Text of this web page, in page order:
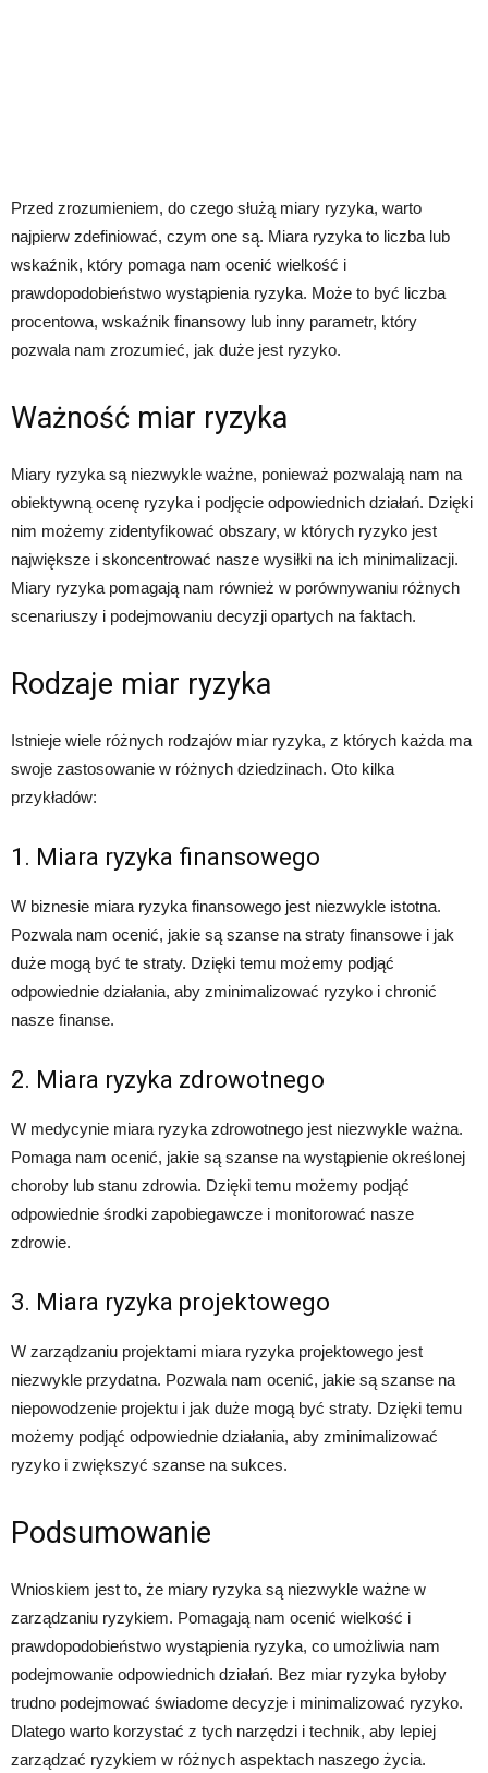
Przed zrozumieniem, do czego służą miary ryzyka, warto
najpierw zdefiniować, czym one są. Miara ryzyka to liczba lub
wskaźnik, który pomaga nam ocenić wielkość i
prawdopodobieństwo wystąpienia ryzyka. Może to być liczba
procentowa, wskaźnik finansowy lub inny parametr, który
pozwala nam zrozumieć, jak duże jest ryzyko.
Ważność miar ryzyka
Miary ryzyka są niezwykle ważne, ponieważ pozwalają nam na
obiektywną ocenę ryzyka i podjęcie odpowiednich działań. Dzięki
nim możemy zidentyfikować obszary, w których ryzyko jest
największe i skoncentrować nasze wysiłki na ich minimalizacji.
Miary ryzyka pomagają nam również w porównywaniu różnych
scenariuszy i podejmowaniu decyzji opartych na faktach.
Rodzaje miar ryzyka
Istnieje wiele różnych rodzajów miar ryzyka, z których każda ma
swoje zastosowanie w różnych dziedzinach. Oto kilka
przykładów:
1. Miara ryzyka finansowego
W biznesie miara ryzyka finansowego jest niezwykle istotna.
Pozwala nam ocenić, jakie są szanse na straty finansowe i jak
duże mogą być te straty. Dzięki temu możemy podjąć
odpowiednie działania, aby zminimalizować ryzyko i chronić
nasze finanse.
2. Miara ryzyka zdrowotnego
W medycynie miara ryzyka zdrowotnego jest niezwykle ważna.
Pomaga nam ocenić, jakie są szanse na wystąpienie określonej
choroby lub stanu zdrowia. Dzięki temu możemy podjąć
odpowiednie środki zapobiegawcze i monitorować nasze
zdrowie.
3. Miara ryzyka projektowego
W zarządzaniu projektami miara ryzyka projektowego jest
niezwykle przydatna. Pozwala nam ocenić, jakie są szanse na
niepowodzenie projektu i jak duże mogą być straty. Dzięki temu
możemy podjąć odpowiednie działania, aby zminimalizować
ryzyko i zwiększyć szanse na sukces.
Podsumowanie
Wnioskiem jest to, że miary ryzyka są niezwykle ważne w
zarządzaniu ryzykiem. Pomagają nam ocenić wielkość i
prawdopodobieństwo wystąpienia ryzyka, co umożliwia nam
podejmowanie odpowiednich działań. Bez miar ryzyka byłoby
trudno podejmować świadome decyzje i minimalizować ryzyko.
Dlatego warto korzystać z tych narzędzi i technik, aby lepiej
zarządzać ryzykiem w różnych aspektach naszego życia.